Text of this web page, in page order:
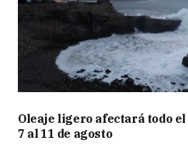
Oleaje ligero afectará todo
7 al 11 de agosto